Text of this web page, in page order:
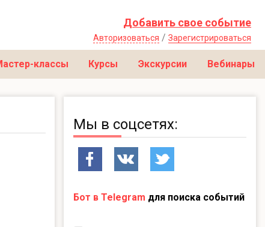
Добавить свое событие
Авторизоваться / Зарегистрироваться
классы Курсы Экскурсии Вебинары
Мы в соцсетях:
Бот в Telegram для поиска событий